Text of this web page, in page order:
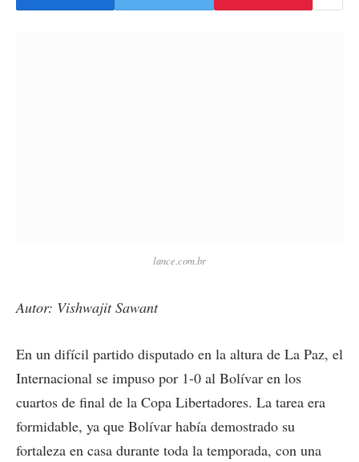
lance.com.br
Autor: Vishwajit Sawant
En un difícil partido disputado en la altura de La Paz, el
Internacional se impuso por 1-0 al Bolívar en los
cuartos de final de la Copa Libertadores. La tarea era
formidable, ya que Bolívar había demostrado su
fortaleza en casa durante toda la temporada, con una